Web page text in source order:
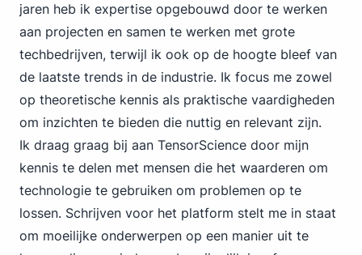
jaren heb ik expertise opgebouwd door te werken
aan projecten en samen te werken met grote
techbedrijven, terwijl ik ook op de hoogte bleef van
de laatste trends in de industrie. Ik focus me zowel
op theoretische kennis als praktische vaardigheden
om inzichten te bieden die nuttig en relevant zijn.
Ik draag graag bij aan TensorScience door mijn
kennis te delen met mensen die het waarderen om
technologie te gebruiken om problemen op te
lossen. Schrijven voor het platform stelt me in staat
om moeilijke onderwerpen op een manier uit te